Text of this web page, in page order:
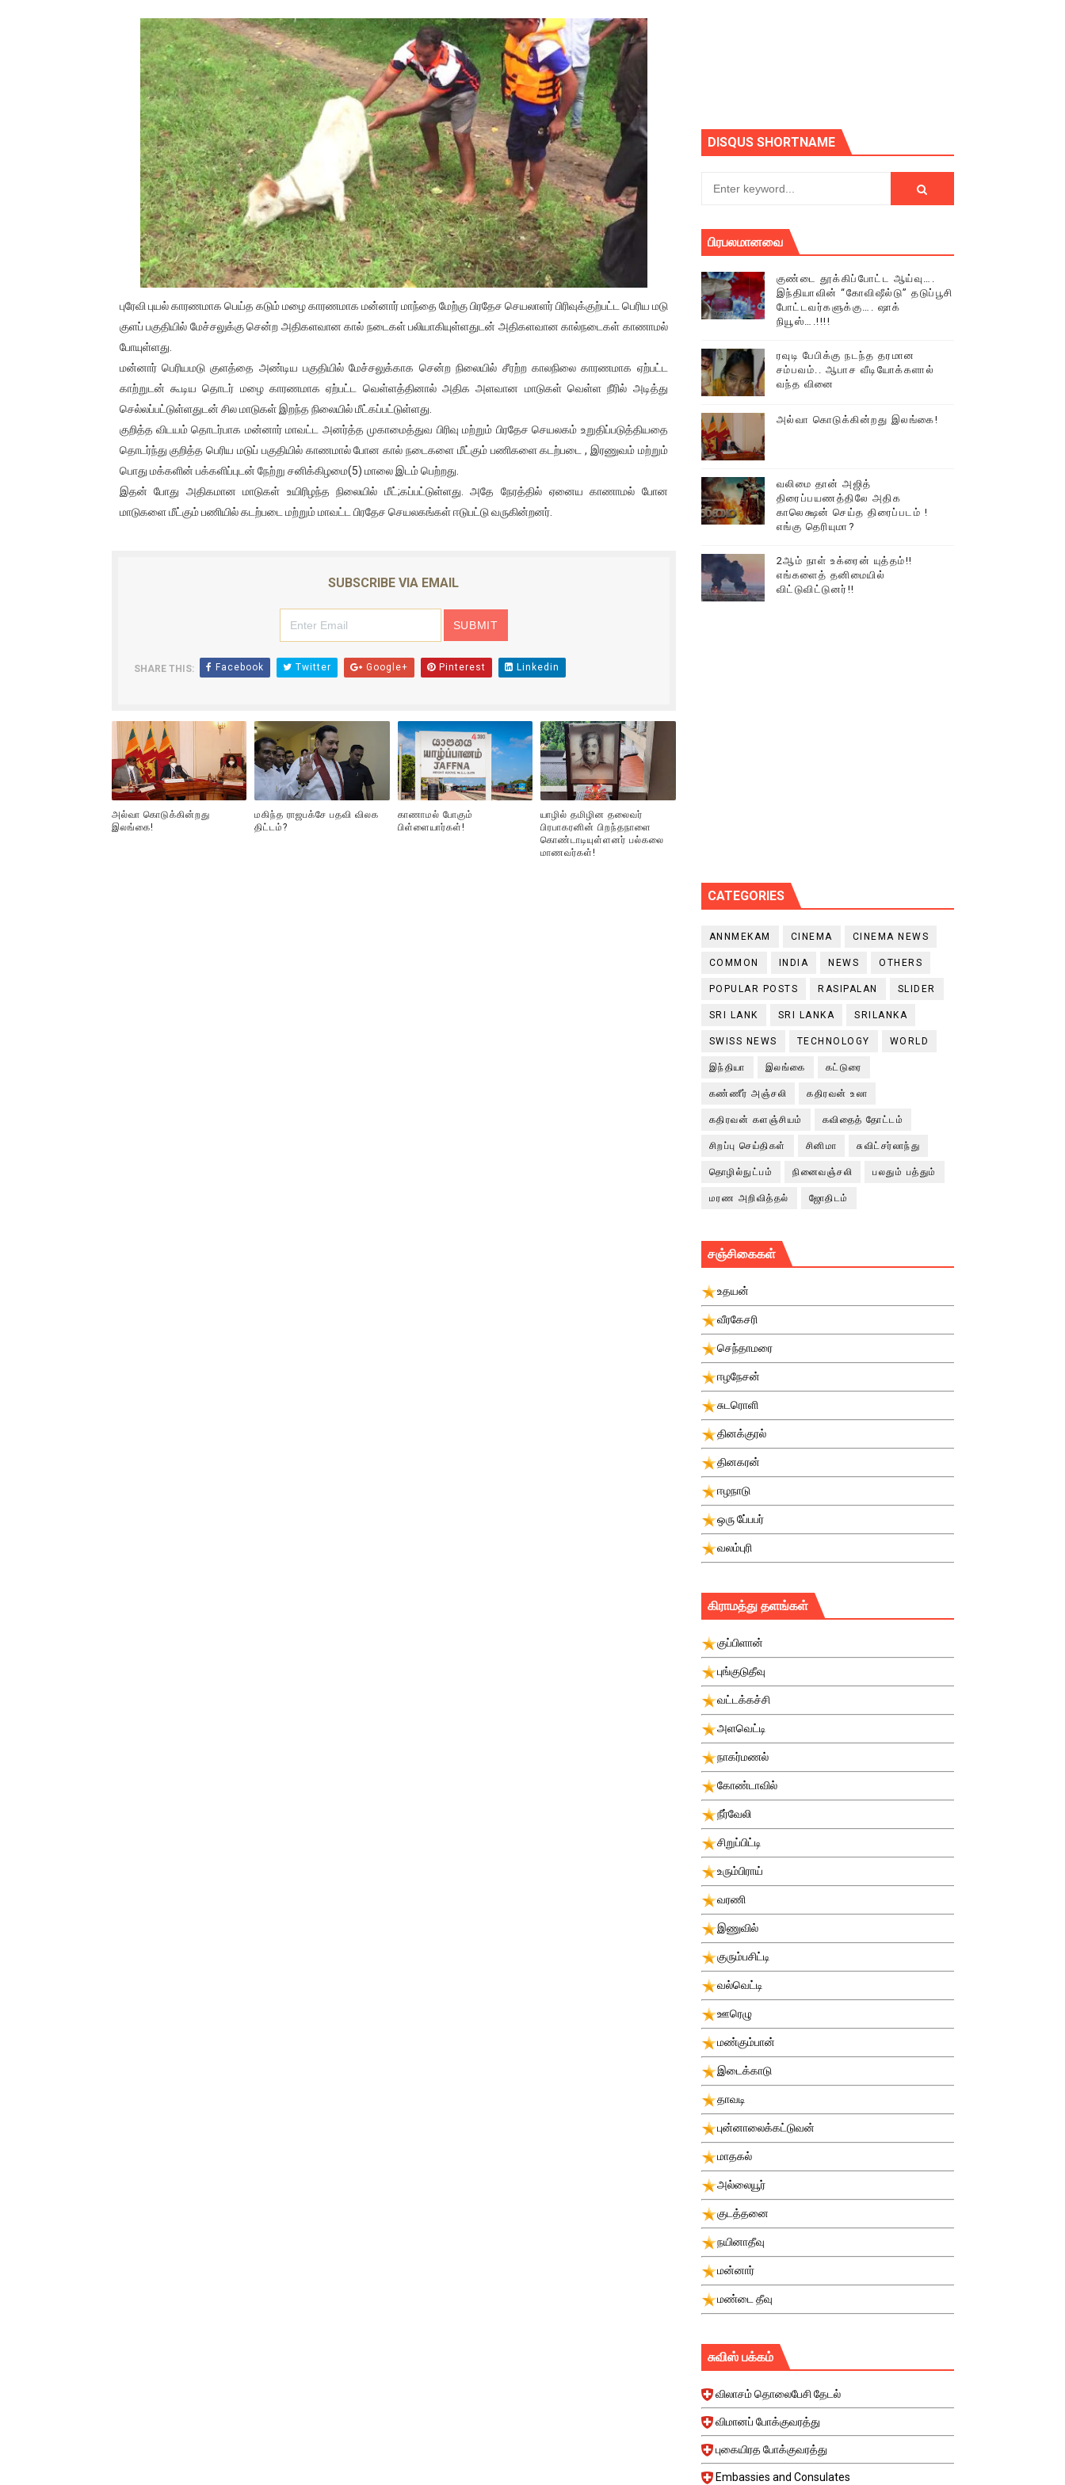
01/11/2021 Scotland ல் நடைபெறும் கண்டனப் போராட்டத்திற்கு கலந்துகொள்ளுமாறு அன்புரிமையோடு அழைக்கின்றோம்.
பாலச்சந்திரன் மற்றும் தன்னிடம் படித்த மாணவர்கள் தொடர்பில் நாடாளுமன்றத்தில் பகிரங்க கேள்வி
பிரிட்டனால் கடத்தப்படும் நிலையில் இலங்கைத் தமிழ் குடும்பம்!! நடந்தது என்ன
வர்ராரு...வர்ராரு... அண்ணாத்த : ரஜினிக்காக இலங்கை பாடலாசிரியர் வெளியிட்ட...
கைது செய்யப்பட்ட இளைஞன் உயிரிழப்பு - கொதித்தெழுந்த பிரதேசவாசிகள்!
தடுப்பூசியை பெற்றுக் கொள்ளக் கூடிய இடங்கள்...
சிறுமியை பாலியல் வன்கொடுமை செய்த முதியவருக்கு வழங்கப்பட்ட தண்டனை
பிரபல நடிகை தூக்கிட்டு தற்கொலை!
வடிவேலுவுக்கு நீதிமன்றம் விதித்துள்ள அதிரடி உத்தரவு!
ஐ.நா முன்றலில் சீரற்ற காலநிலையிலும் தமிழின அழிப்பிற்கு நீதி கேட்டு நடைபெற்ற கவனயீர்ப்புப் போராட்டத்தில் திரண்ட தமிழ்மக்கள்!!
இளையராஜா – கமல் அவசர சந்திப்பு (படங்கள், விடியோ)
ஜனாதிபதி ஐக்கிய நாடுகளின் பொதுச் சபை கூட்டத்தில் இன்று உரை
32 CM விநோத கன்றுக்குட்டி! (வீடியோ)
வலிமை தான் அஜித் திரைப்பயணத்திலே அதிக காலெக்ஷன் செய்த திரைப்படம் ! எங்கு தெரியுமா?
புரேவி புயல் காரணமாக பெய்த கடும் மழை காரணமாக மன்னார் மாந்தை மேற்கு பிரதேச செயலாளர் பிரிவுக்குற்பட்ட பெரிய மடு
குளப் பகுதியில் மேச்சலுக்கு சென்ற அதிகளவான கால் நடைகள் பலியாகியுள்ளதுடன் அதிகளவான கால்நடைகள் காணாமல்
போயுள்ளது.
மன்னார் பெரியமடு குளத்தை அண்டிய பகுதியில் மேச்சலுக்காக சென்ற நிலையில் சீரற்ற காலநிலை காரணமாக ஏற்பட்ட
காற்றுடன் கூடிய தொடர் மழை காரணமாக ஏற்பட்ட வெள்ளத்தினால் அதிக அளவான மாடுகள் வெள்ள நீரில் அடித்து
செல்லப்பட்டுள்ளதுடன் சில மாடுகள் இறந்த நிலையில் மீட்கப்பட்டுள்ளது.
குறித்த விடயம் தொடர்பாக மன்னார் மாவட்ட அனர்த்த முகாமைத்துவ பிரிவு மற்றும் பிரதேச செயலகம் உறுதிப்படுத்தியதை
தொடர்ந்து குறித்த பெரிய மடுப் பகுதியில் காணமால் போன கால் நடைகளை மீட்கும் பணிகளை கடற்படை , இரணுவம் மற்றும்
பொது மக்களின் பக்களிப்புடன் நேற்று சனிக்கிழமை(5) மாலை இடம் பெற்றது.
இதன் போது அதிகமான மாடுகள் உயிரிழந்த நிலையில் மீட்;கப்பட்டுள்ளது. அதே நேரத்தில் ஏனைய காணாமல் போன
மாடுகளை மீட்கும் பணியில் கடற்படை மற்றும் மாவட்ட பிரதேச செயலகங்கள் ஈடுபட்டு வருகின்றனர்.
SUBSCRIBE VIA EMAIL
SHARE THIS: Facebook Twitter Google+ Pinterest Linkedin
அல்வா கொடுக்கின்றது
இலங்கை!
மகிந்த ராஜபக்சே பதவி விலக
திட்டம்?
காணாமல் போகும்
பிள்ளையார்கள்!
யாழில் தமிழின தலைவர்
பிரபாகரனின் பிறந்தநாளை
கொண்டாடியுள்ளனர் பல்கலை
மாணவர்கள்!
DISQUS SHORTNAME
பிரபலமானவை
குண்டை தூக்கிப்போட்ட ஆய்வு….
இந்தியாவின் “கோவிஷீல்டு” தடுப்பூசி
போட்டவர்களுக்கு…. ஷாக்
நியூஸ்….!!!!
ரவுடி பேபிக்கு நடந்த தரமான
சம்பவம்.. ஆபாச வீடியோக்களால்
வந்த வினை
அல்வா கொடுக்கின்றது இலங்கை!
வலிமை தான் அஜித்
திரைப்பயணத்திலே அதிக
காலெக்ஷன் செய்த திரைப்படம் !
எங்கு தெரியுமா?
2ஆம் நாள் உக்ரைன் யுத்தம்!!
எங்களைத் தனிமையில்
விட்டுவிட்டுனர்!!
CATEGORIES
ANNMEKAM CINEMA CINEMA NEWS
COMMON INDIA NEWS OTHERS
POPULAR POSTS RASIPALAN SLIDER
SRI LANK SRI LANKA SRILANKA
SWISS NEWS TECHNOLOGY WORLD
இந்தியா இலங்கை கட்டுரை
கண்ணீர் அஞ்சலி கதிரவன் உலா
கதிரவன் களஞ்சியம் கவிதைத் தோட்டம்
சிறப்பு செய்திகள் சினிமா சுவிட்சர்லாந்து
தொழில்நுட்பம் நினைவஞ்சலி பலதும் பத்தும்
மரண அறிவித்தல் ஜோதிடம்
சஞ்சிகைகள்
உதயன்
வீரகேசரி
செந்தாமரை
ஈழநேசன்
சுடரொளி
தினக்குரல்
தினகரன்
ஈழநாடு
ஒரு பே்பபர்
வலம்புரி
கிராமத்து தளங்கள்
குப்பிளான்
புங்குடுதீவு
வட்டக்கச்சி
அளவெட்டி
நாகர்மணல்
கோண்டாவில்
நீர்வேலி
சிறுப்பிட்டி
உரும்பிராய்
வரணி
இணுவில்
குரும்பசிட்டி
வல்வெட்டி
ஊரெழு
மண்கும்பான்
இடைக்காடு
தாவடி
புன்னாலைக்கட்டுவன்
மாதகல்
அல்லையூர்
குடத்தனை
நயினாதீவு
மன்னார்
மண்டை தீவு
சுவிஸ் பக்கம்
விலாசம் தொலைபேசி தேடல்
விமானப் போக்குவரத்து
புகையிரத போக்குவரத்து
Embassies and Consulates